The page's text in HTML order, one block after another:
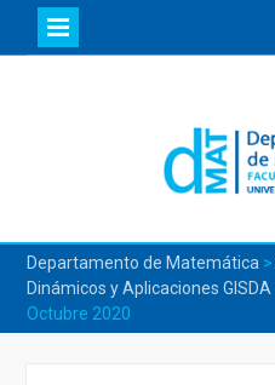
Departamento de Matemática >
Dinámicos y Aplicaciones GISDA
Octubre 2020